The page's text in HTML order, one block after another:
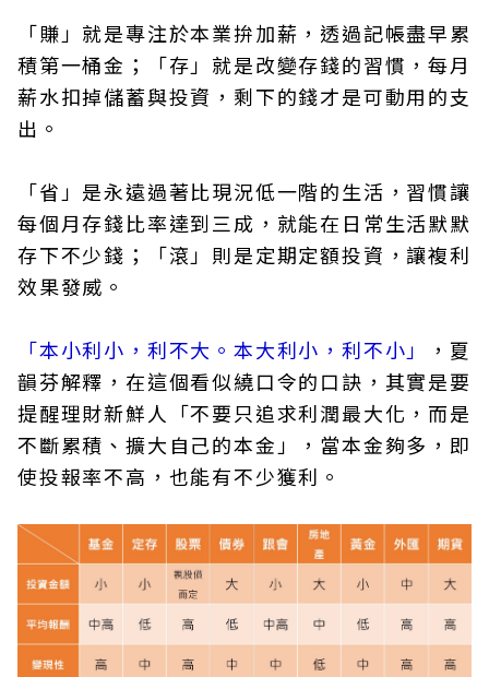
「賺」就是專注於本業拚加薪，透過記帳盡早累
積第一桶金；「存」就是改變存錢的習慣，每月
薪水扣掉儲蓄與投資，剩下的錢才是可動用的支
出。
「省」是永遠過著比現況低一階的生活，習慣讓
每個月存錢比率達到三成，就能在日常生活默默
存下不少錢；「滾」則是定期定額投資，讓複利
效果發威。
「本小利小，利不大。本大利小，利不小」
，夏
韻芬解釋，在這個看似繞口令的口訣，其實是要
提醒理財新鮮人「不要只追求利潤最大化，而是
不斷累積、擴大自己的本金」，當本金夠多，即
使投報率不高，也能有不少獲利。